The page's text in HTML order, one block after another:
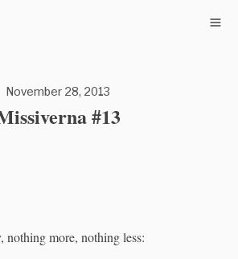
November 28, 2013
#13
nothing more, nothing less: